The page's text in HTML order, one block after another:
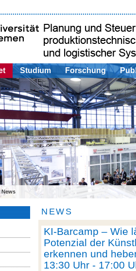
Studium Forschung
News
NEWS
KI-Barcamp – Wie
Potenzial der
erkennen und
13:30 Uhr - 17:00